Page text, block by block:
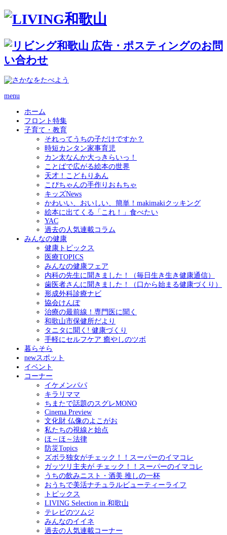
menu
ホーム
フロント特集
子育て・教育
それってうちの子だけですか？
時短カンタン家事育児
カン太なんか大っきらいっ！
ことばで広がる絵本の世界
天才！こどもりあん
こぴちゃんの手作りおもちゃ
キッズNews
かわいい、おいしい、簡単！makimakiクッキング
絵本に出てくる「これ！」食べたい
YAC
過去の人気連載コラム
みんなの健康
健康トピックス
医療TOPICS
みんなの健康フェア
内科の先生に聞きました！（毎日生き生き健康通信）
歯医者さんに聞きました！（口から始まる健康づくり）
形成外科診療ナビ
協会けんぽ
治療の最前線！専門医に聞く
和歌山市保健所だより
タニタに聞く! 健康づくり
手軽にセルフケア 癒やしのツボ
暮らそら
newスポット
イベント
コーナー
イケメンパパ
キラリママ
ちまたで話題のスグレMONO
Cinema Preview
文化財 仏像のよこがお
私たちの視線と始点
ほ～ほ～法律
防災Topics
ズボラ独女がチェック！！スーパーのイマコレ
ガッツリ主夫が チェック！！スーパーのイマコレ
うちの飲みニスト・酒美 推しの一杯
おうちで美活ナチュラルビューティーライフ
トピックス
LIVING Selection in 和歌山
テレビのツムジ
みんなのイイネ
過去の人気連載コーナー